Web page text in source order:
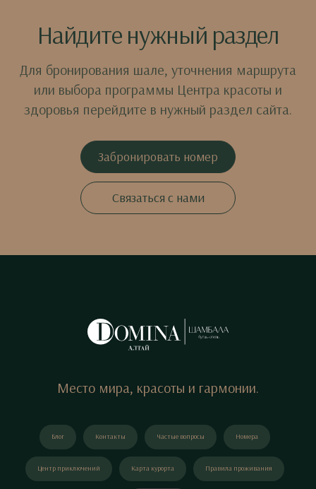
Найдите нужный раздел
Для бронирования шале, уточнения маршрута
или выбора программы Центра красоты и
здоровья перейдите в нужный раздел сайта.
Забронировать номер
Связаться с нами
Место мира, красоты и гармонии.
Блог Контакты Частые вопросы Номера
Центр приключений Карта курорта Правила проживания